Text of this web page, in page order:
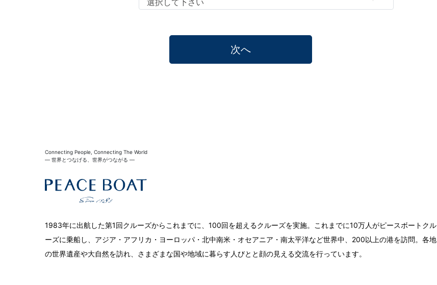
次へ
Connecting People, Connecting The World
― 世界とつなげる、世界がつながる ―
1983年に出航した第1回クルーズからこれまでに、100回を超えるクルーズを実施。これまでに10万人がピースボートクル
ーズに乗船し、アジア・アフリカ・ヨーロッパ・北中南米・オセアニア・南太平洋など世界中、200以上の港を訪問。各地
の世界遺産や大自然を訪れ、さまざまな国や地域に暮らす人びとと顔の見える交流を行っています。